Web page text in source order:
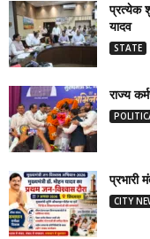
प्रत्येक
यादव
STATE
राज्य
प्रभारी
CITY